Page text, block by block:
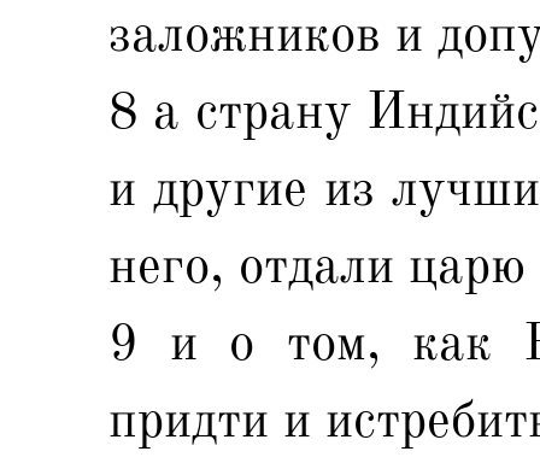
заложников и
8 а страну
и другие из
него, отдали
9 и о том, как
придти и